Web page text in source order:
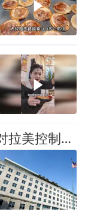
囚禁总统、扶持傀儡，美国对拉美控制权的争夺，手段比想象的恶劣